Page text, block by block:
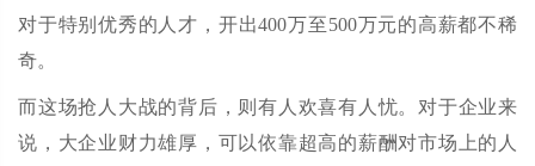
对于特别优秀的人才，开出400万至500万元的高薪都不稀
奇。
而这场抢人大战的背后，则有人欢喜有人忧。对于企业来
说，大企业财力雄厚，可以依靠超高的薪酬对市场上的人